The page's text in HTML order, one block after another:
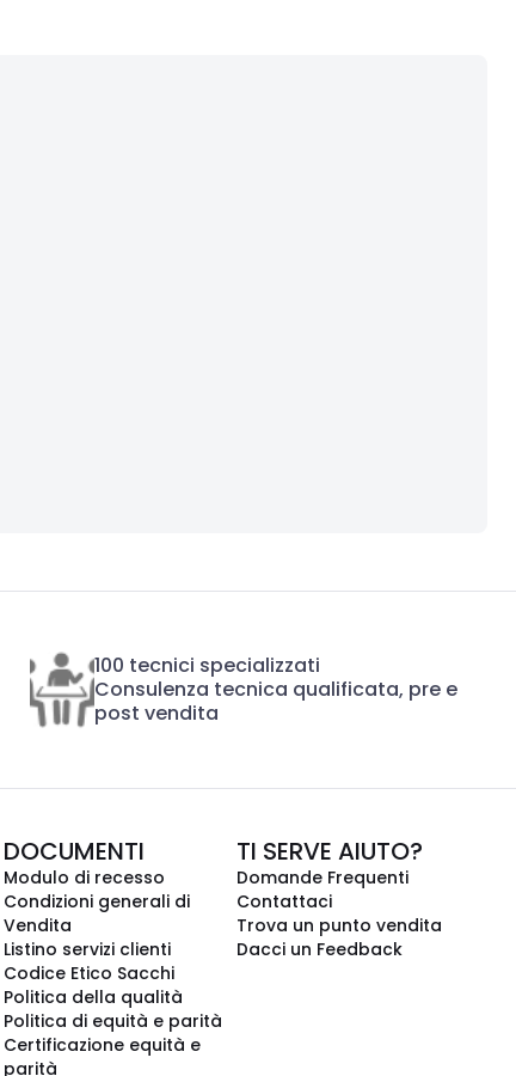
100 tecnici specializzati
Consulenza tecnica qualificata, pre e
post vendita
DOCUMENTI
Modulo di recesso
Condizioni generali di
Vendita
Listino servizi clienti
Codice Etico Sacchi
Politica della qualità
Politica di equità e parità
Certificazione equità e
parità
TI SERVE AIUTO?
Domande Frequenti
Contattaci
Trova un punto vendita
Dacci un Feedback